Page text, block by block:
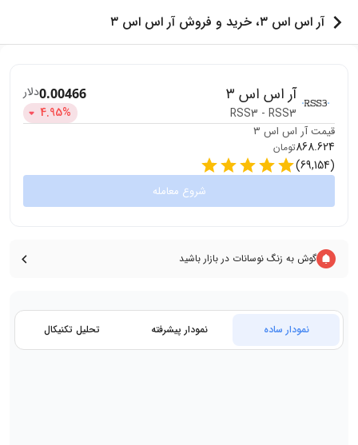
آر اس اس ۳، خرید و فروش آر اس اس ۳
آر اس اس ۳
RSS3 - RSS3
0.00466دلار
4.95%
قیمت آر اس اس ۳
868.624تومان
(
69,154
)
شروع معامله
گوش به زنگ نوسانات در بازار باشید
نمودار ساده نمودار پیشرفته تحلیل تکنیکال